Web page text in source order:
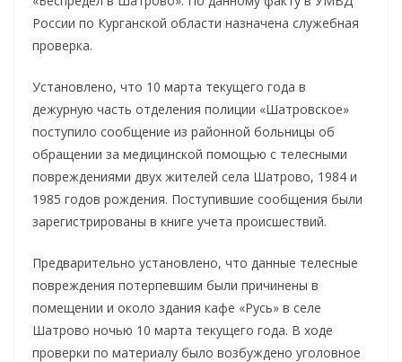
России по Курганской области назначена служебная
проверка.
Установлено, что 10 марта текущего года в
дежурную часть отделения полиции «Шатровское»
поступило сообщение из районной больницы об
обращении за медицинской помощью с телесными
повреждениями двух жителей села Шатрово, 1984 и
1985 годов рождения. Поступившие сообщения были
зарегистрированы в книге учета происшествий.
Предварительно установлено, что данные телесные
повреждения потерпевшим были причинены в
помещении и около здания кафе «Русь» в селе
Шатрово ночью 10 марта текущего года. В ходе
проверки по материалу было возбуждено уголовное